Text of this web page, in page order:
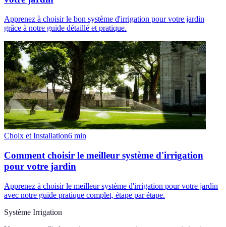
Apprenez à choisir le bon système d'irrigation pour votre jardin
grâce à notre guide détaillé et pratique.
Choix et Installation6 min
Comment choisir le meilleur système d'irrigation
pour votre jardin
Apprenez à choisir le meilleur système d'irrigation pour votre jardin
avec notre guide pratique complet, étape par étape.
Système Irrigation